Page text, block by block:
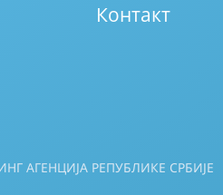
Контакт
АГЕНЦИЈА РЕПУБЛИКЕ СРБИЈЕ